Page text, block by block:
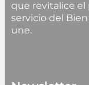
que revitalice el
servicio del
une.